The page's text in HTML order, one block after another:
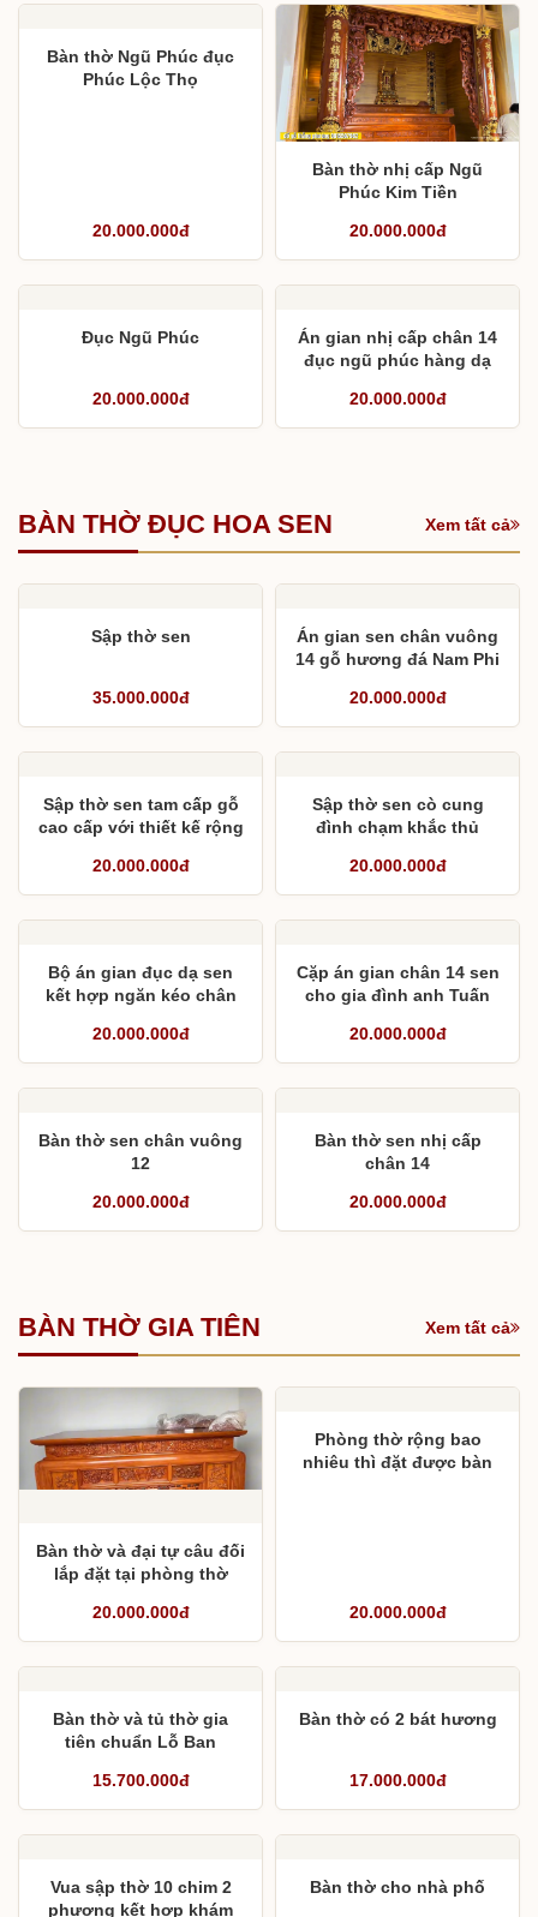
Bàn thờ Ngũ Phúc đục
Phúc Lộc Thọ
20.000.000đ
Bàn thờ nhị cấp Ngũ
Phúc Kim Tiền
20.000.000đ
Đục Ngũ Phúc
20.000.000đ
Án gian nhị cấp chân 14
đục ngũ phúc hàng dạ
20.000.000đ
BÀN THỜ ĐỤC HOA SEN Xem tất cả
Sập thờ sen
35.000.000đ
Án gian sen chân vuông
14 gỗ hương đá Nam Phi
20.000.000đ
Sập thờ sen tam cấp gỗ
cao cấp với thiết kế rộng
20.000.000đ
Sập thờ sen cò cung
đình chạm khắc thủ
20.000.000đ
Bộ án gian đục dạ sen
kết hợp ngăn kéo chân
20.000.000đ
Cặp án gian chân 14 sen
cho gia đình anh Tuấn
20.000.000đ
Bàn thờ sen chân vuông
12
20.000.000đ
Bàn thờ sen nhị cấp
chân 14
20.000.000đ
BÀN THỜ GIA TIÊN Xem tất cả
Bàn thờ và đại tự câu đối
lắp đặt tại phòng thờ
20.000.000đ
Phòng thờ rộng bao
nhiêu thì đặt được bàn
20.000.000đ
Bàn thờ và tủ thờ gia
tiên chuẩn Lỗ Ban
15.700.000đ
Bàn thờ có 2 bát hương
17.000.000đ
Bàn thờ cho nhà phố